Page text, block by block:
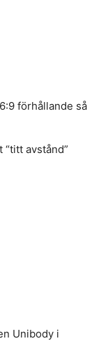
förhållande så
avstånd”
Unibody i